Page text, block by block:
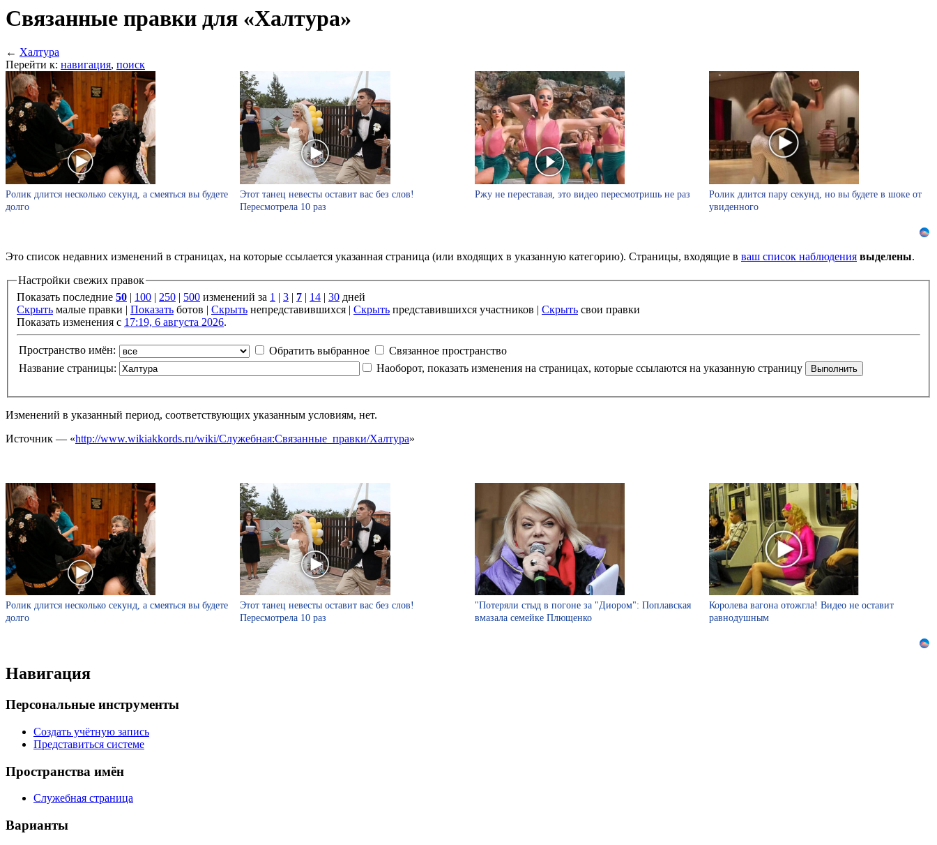
Связанные правки для «Халтура»
← Халтура
Перейти к: навигация, поиск
Ролик длится несколько секунд, а смеяться вы будете
долго
Этот танец невесты оставит вас без слов!
Пересмотрела 10 раз
Ржу не переставая, это видео пересмотришь не раз
Ролик длится пару секунд, но вы будете в шоке от
увиденного
Это список недавних изменений в страницах, на которые ссылается указанная страница (или входящих в указанную категорию). Страницы, входящие в ваш список наблюдения выделены.
Настройки свежих правок
Показать последние 50 | 100 | 250 | 500 изменений за 1 | 3 | 7 | 14 | 30 дней
Скрыть малые правки | Показать ботов | Скрыть непредставившихся | Скрыть представившихся участников | Скрыть свои правки
Показать изменения с 17:19, 6 августа 2026.
Пространство имён: Обратить выбранное
Связанное пространство
Название страницы:
Наоборот, показать изменения на страницах, которые ссылаются на указанную страницу
Изменений в указанный период, соответствующих указанным условиям, нет.
Источник — «http://www.wikiakkords.ru/wiki/Служебная:Связанные_правки/Халтура»
Ролик длится несколько секунд, а смеяться вы будете
долго
Этот танец невесты оставит вас без слов!
Пересмотрела 10 раз
"Потеряли стыд в погоне за "Диором": Поплавская
вмазала семейке Плющенко
Королева вагона отожгла! Видео не оставит
равнодушным
Навигация
Персональные инструменты
Создать учётную запись
Представиться системе
Пространства имён
Служебная страница
Варианты